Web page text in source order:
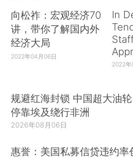
向松祚：宏观经济70
讲，带你了解国内外
经济大局
2022年04月06日
In
2022年
规避红海封锁 中国超大油轮
停靠埃及绕行非洲
2026年08月06日
惠誉：美国私募信贷违约率